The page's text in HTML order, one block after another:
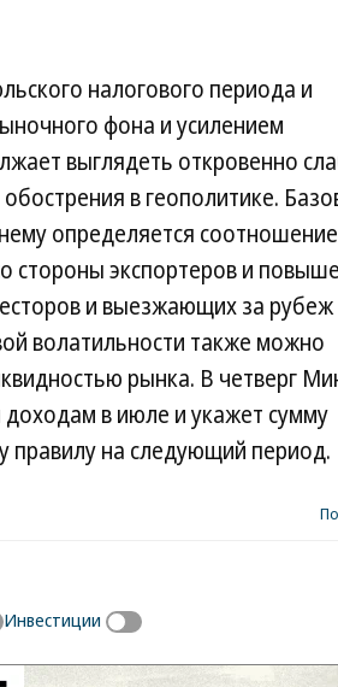
налогового периода и
фона и усилением
выглядеть откровенно
в геополитике.
определяется
стороны экспортеров и
и выезжающих за рубеж
волатильности также можно
рынка. В четверг
в июле и укажет сумму
на следующий период.
Инвестиции